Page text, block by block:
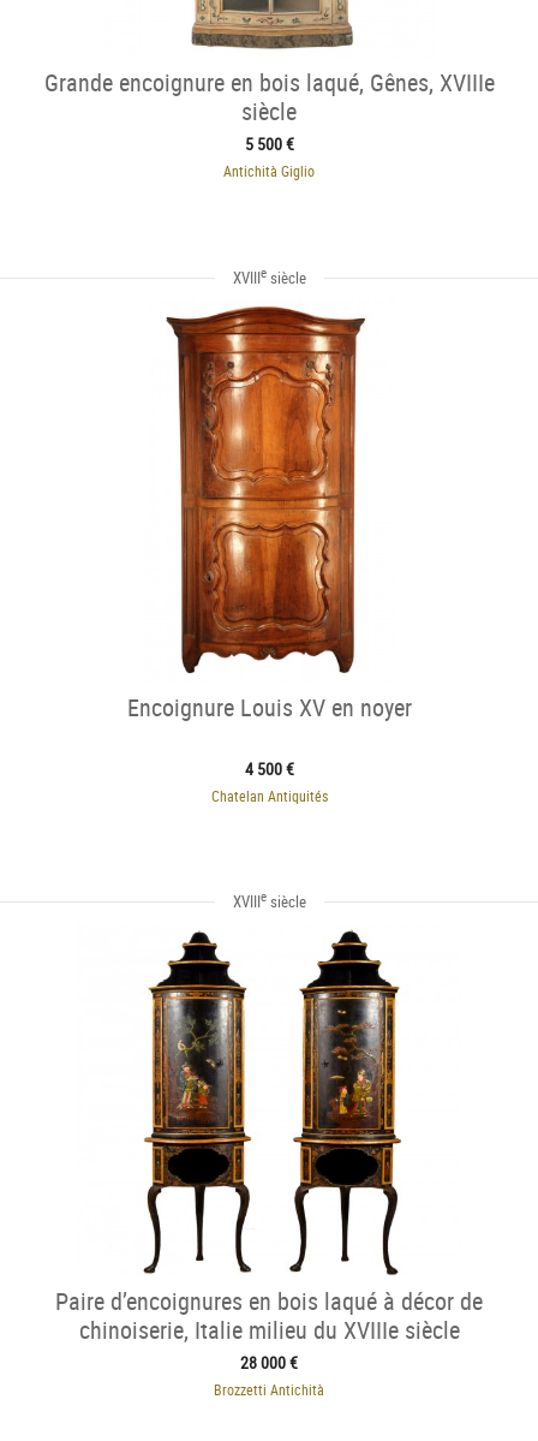
Grande encoignure en bois laqué, Gênes, XVIIIe
siècle
5 500 €
Antichità Giglio
XVIIIesiècle
Encoignure Louis XV en noyer
4 500 €
Chatelan Antiquités
XVIIIesiècle
Paire d’encoignures en bois laqué à décor de
chinoiserie, Italie milieu du XVIIIe siècle
28 000 €
Brozzetti Antichità